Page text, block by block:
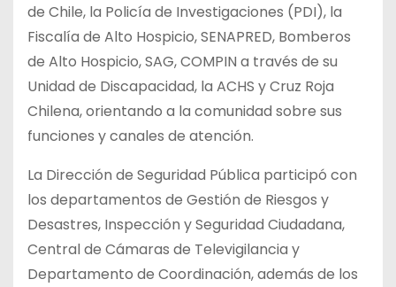
de Chile, la Policía de Investigaciones (PDI), la
Fiscalía de Alto Hospicio, SENAPRED, Bomberos
de Alto Hospicio, SAG, COMPIN a través de su
Unidad de Discapacidad, la ACHS y Cruz Roja
Chilena, orientando a la comunidad sobre sus
funciones y canales de atención.
La Dirección de Seguridad Pública participó con
los departamentos de Gestión de Riesgos y
Desastres, Inspección y Seguridad Ciudadana,
Central de Cámaras de Televigilancia y
Departamento de Coordinación, además de los